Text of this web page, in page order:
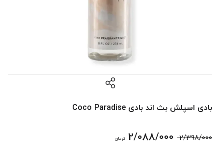
بادی اسپلش بث اند بادی Coco Paradise
2/398/000 قیمت
2/088/000 تومانقیمت